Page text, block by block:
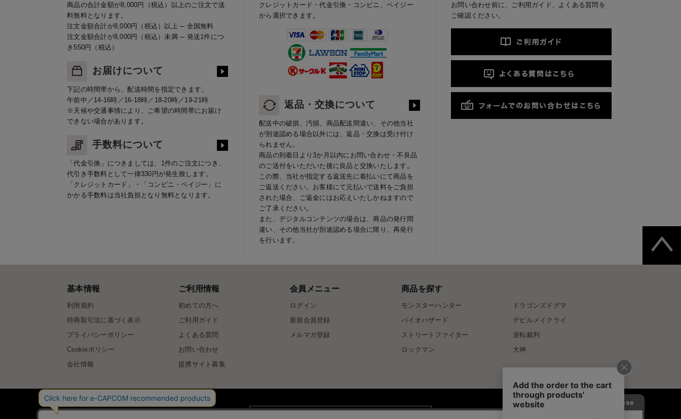
商品の合計金額が8,000円（税込）以上のご注文で送
料無料となります。
注文金額合計が8,000円（税込）以上 ─ 全国無料
注文金額合計が8,000円（税込）未満 ─ 発送1件につ
き550円（税込）
お届けについて
下記の時間帯から、配送時間を指定できます。
午前中／14-16時／16-18時／18-20時／19-21時
※天候や交通事情により、ご希望の時間帯にお届け
できない場合があります。
手数料について
「代金引換」につきましては、1件のご注文につき、
代引き手数料として一律330円が発生致します。
「クレジットカード」・「コンビニ・ペイジー」に
かかる手数料は当社負担となり無料となります。
クレジットカード・代金引換・コンビニ、ペイジー
から選択できます。
返品・交換について
配送中の破損、汚損、商品配送間違い、その他当社
が別途認める場合以外には、返品・交換は受け付け
られません。
商品の到着日より3か月以内にお問い合わせ・不良品
のご送付をいただいた後に良品と交換いたします。
この際、当社が指定する返送先に着払いにて商品を
ご返送ください。お客様にて元払いで送料をご負担
された場合、ご返金にはお応えいたしかねますので
ご了承ください。
また、デジタルコンテンツの場合は、商品の発行間
違い、その他当社が別途認める場合に限り、再発行
を行います。
お問い合わせ前に、ご利用ガイド、よくある質問を
ご確認ください。
基本情報
利用規約
特商取引法に基づく表示
プライバシーポリシー
Cookieポリシー
会社情報
ご利用情報
初めての方へ
ご利用ガイド
よくある質問
お問い合わせ
提携サイト募集
会員メニュー
ログイン
新規会員登録
メルマガ登録
商品を探す
モンスターハンター
バイオハザード
ストリートファイター
ロックマン
ドラゴンズドグマ
デビルメイクライ
逆転裁判
大神